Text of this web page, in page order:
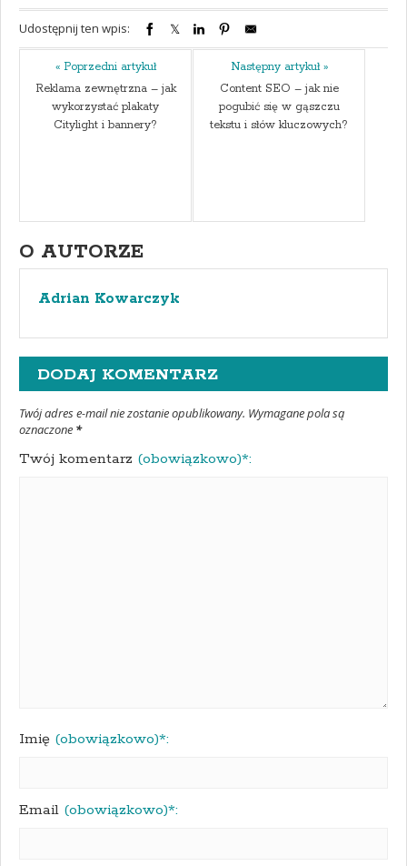
Udostępnij ten wpis:
« Poprzedni artykuł
Reklama zewnętrzna – jak
wykorzystać plakaty
Citylight i bannery?
Następny artykuł »
Content SEO – jak nie
pogubić się w gąszczu
tekstu i słów kluczowych?
O AUTORZE
Adrian Kowarczyk
DODAJ KOMENTARZ
Twój adres e-mail nie zostanie opublikowany. Wymagane pola są
oznaczone *
Twój komentarz (obowiązkowo)*:
Imię (obowiązkowo)*:
Email (obowiązkowo)*: